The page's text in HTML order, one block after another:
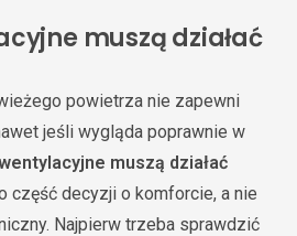
muszą działać
powietrza nie zapewni
jeśli wygląda poprawnie w
muszą działać
część decyzji o komforcie, a nie
Najpierw trzeba sprawdzić